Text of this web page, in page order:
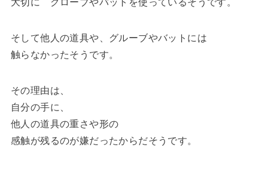
そして他人の道具や、グルーブやバットには
触らなかったそうです。
その理由は、
自分の手に、
他人の道具の重さや形の
感触が残るのが嫌だったからだそうです。